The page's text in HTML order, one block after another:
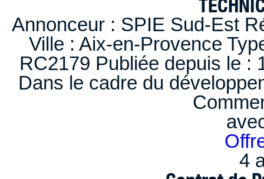
Annonceur : SPIE Sud-Est
Ville : Aix-en-Provence
RC2179 Publiée depuis le :
Dans le cadre du
4